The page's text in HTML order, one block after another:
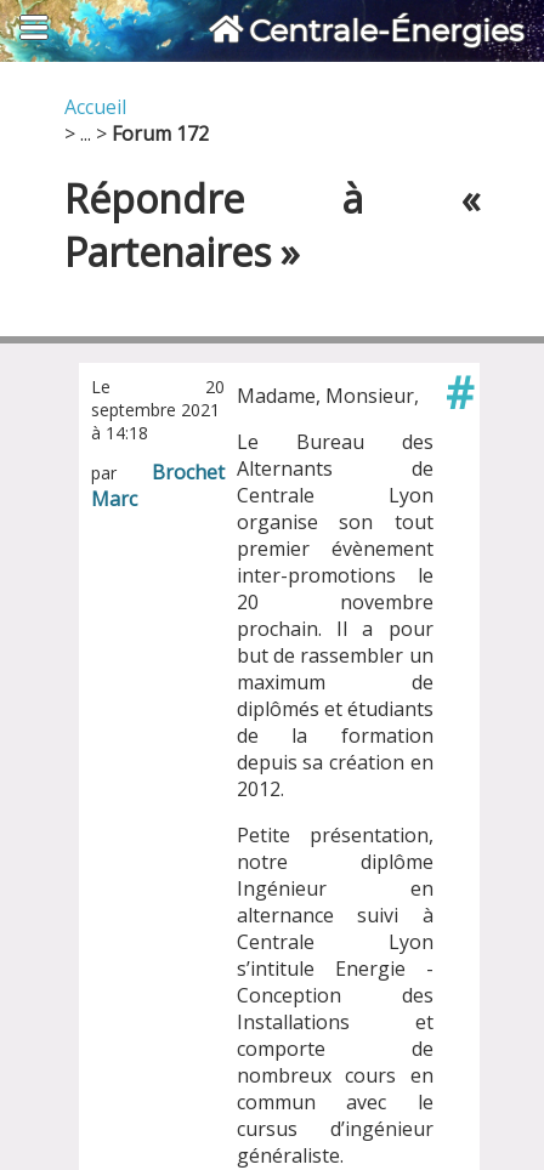
Centrale-Énergies
Accueil
> ... > Forum 172
Répondre à «
Partenaires »
Le 20
septembre 2021
à 14:18
par Brochet
Marc
Madame, Monsieur,
Le Bureau des
Alternants de
Centrale Lyon
organise son tout
premier évènement
inter-promotions le
20 novembre
prochain. Il a pour
but de rassembler un
maximum de
diplômés et étudiants
de la formation
depuis sa création en
2012.
Petite présentation,
notre diplôme
Ingénieur en
alternance suivi à
Centrale Lyon
s’intitule Energie -
Conception des
Installations et
comporte de
nombreux cours en
commun avec le
cursus d’ingénieur
généraliste.
#